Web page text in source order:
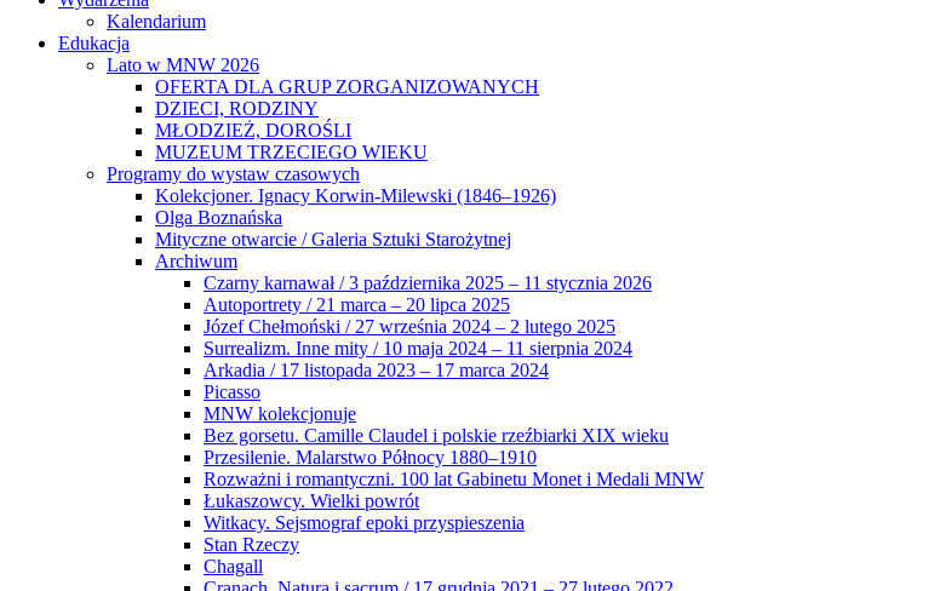
Kalendarium
Edukacja
Lato w MNW 2026
OFERTA DLA GRUP ZORGANIZOWANYCH
DZIECI, RODZINY
MŁODZIEŻ, DOROŚLI
MUZEUM TRZECIEGO WIEKU
Programy do wystaw czasowych
Kolekcjoner. Ignacy Korwin-Milewski (1846–1926)
Olga Boznańska
Mityczne otwarcie / Galeria Sztuki Starożytnej
Archiwum
Czarny karnawał / 3 października 2025 – 11 stycznia 2026
Autoportrety / 21 marca – 20 lipca 2025
Józef Chełmoński / 27 września 2024 – 2 lutego 2025
Surrealizm. Inne mity / 10 maja 2024 – 11 sierpnia 2024
Arkadia / 17 listopada 2023 – 17 marca 2024
Picasso
MNW kolekcjonuje
Bez gorsetu. Camille Claudel i polskie rzeźbiarki XIX wieku
Przesilenie. Malarstwo Północy 1880–1910
Rozważni i romantyczni. 100 lat Gabinetu Monet i Medali MNW
Łukaszowcy. Wielki powrót
Witkacy. Sejsmograf epoki przyspieszenia
Stan Rzeczy
Chagall